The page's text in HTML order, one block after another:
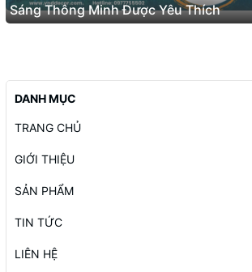
Sáng Thông Minh Được Yêu Thích
DANH MỤC
TRANG CHỦ
GIỚI THIỆU
SẢN PHẨM
TIN TỨC
LIÊN HỆ